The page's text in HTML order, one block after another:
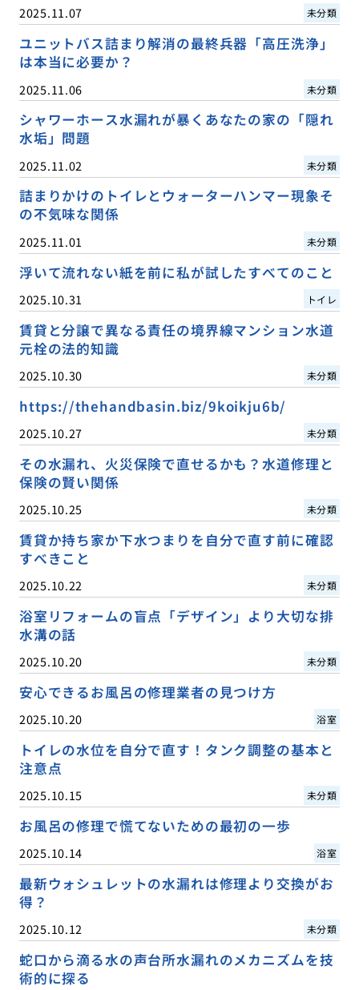
2025.11.07 未分類
ユニットバス詰まり解消の最終兵器「高圧洗浄」
は本当に必要か？
2025.11.06 未分類
シャワーホース水漏れが暴くあなたの家の「隠れ
水垢」問題
2025.11.02 未分類
詰まりかけのトイレとウォーターハンマー現象そ
の不気味な関係
2025.11.01 未分類
浮いて流れない紙を前に私が試したすべてのこと
2025.10.31 トイレ
賃貸と分譲で異なる責任の境界線マンション水道
元栓の法的知識
2025.10.30 未分類
https://thehandbasin.biz/9koikju6b/
2025.10.27 未分類
その水漏れ、火災保険で直せるかも？水道修理と
保険の賢い関係
2025.10.25 未分類
賃貸か持ち家か下水つまりを自分で直す前に確認
すべきこと
2025.10.22 未分類
浴室リフォームの盲点「デザイン」より大切な排
水溝の話
2025.10.20 未分類
安心できるお風呂の修理業者の見つけ方
2025.10.20 浴室
トイレの水位を自分で直す！タンク調整の基本と
注意点
2025.10.15 未分類
お風呂の修理で慌てないための最初の一歩
2025.10.14 浴室
最新ウォシュレットの水漏れは修理より交換がお
得？
2025.10.12 未分類
蛇口から滴る水の声台所水漏れのメカニズムを技
術的に探る